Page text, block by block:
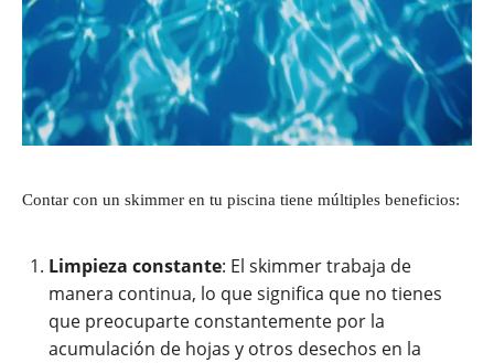
Contar con un skimmer en tu piscina tiene múltiples beneficios:
Limpieza constante: El skimmer trabaja de
manera continua, lo que significa que no tienes
que preocuparte constantemente por la
acumulación de hojas y otros desechos en la